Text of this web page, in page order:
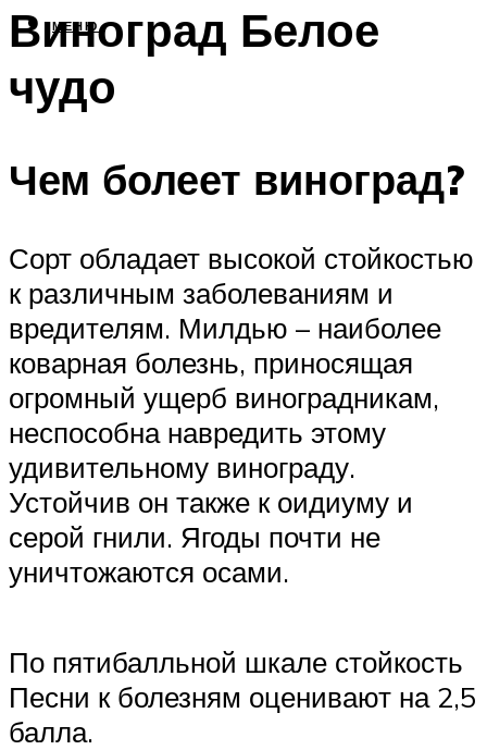
МЕНЮ
Виноград Белое
чудо
Чем болеет виноград?
Сорт обладает высокой стойкостью
к различным заболеваниям и
вредителям. Милдью – наиболее
коварная болезнь, приносящая
огромный ущерб виноградникам,
неспособна навредить этому
удивительному винограду.
Устойчив он также к оидиуму и
серой гнили. Ягоды почти не
уничтожаются осами.
По пятибалльной шкале стойкость
Песни к болезням оценивают на 2,5
балла.